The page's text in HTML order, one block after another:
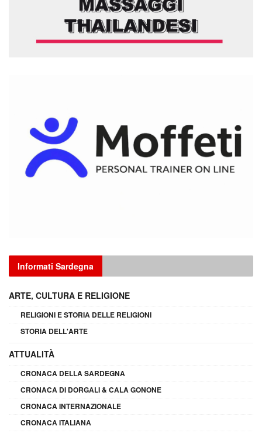
Informati Sardegna
ARTE, CULTURA E RELIGIONE
RELIGIONI E STORIA DELLE RELIGIONI
STORIA DELL'ARTE
ATTUALITÀ
CRONACA DELLA SARDEGNA
CRONACA DI DORGALI & CALA GONONE
CRONACA INTERNAZIONALE
CRONACA ITALIANA